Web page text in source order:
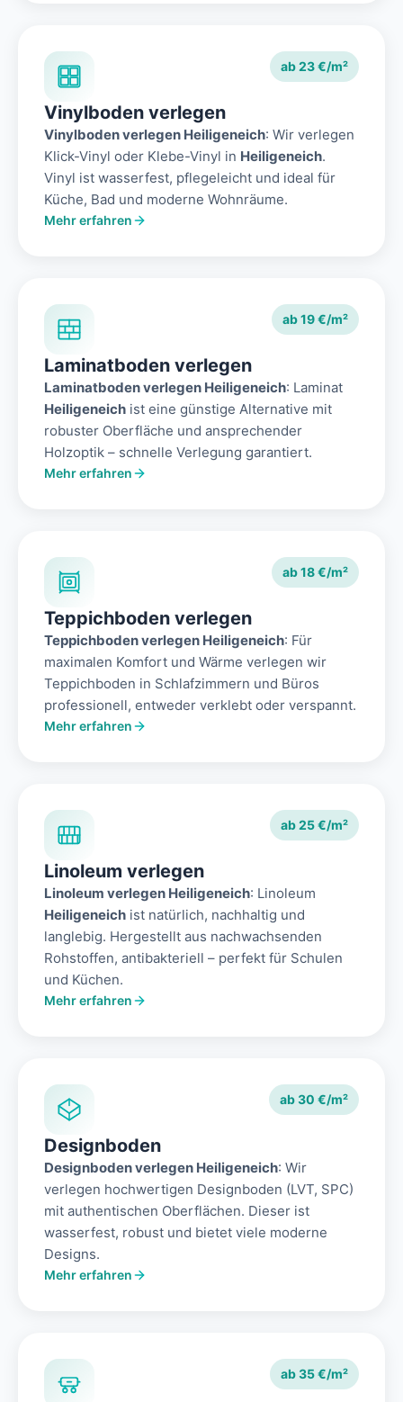
ab 23 €/m²
Vinylboden verlegen
Vinylboden verlegen Heiligeneich: Wir verlegen
Klick-Vinyl oder Klebe-Vinyl in Heiligeneich.
Vinyl ist wasserfest, pflegeleicht und ideal für
Küche, Bad und moderne Wohnräume.
Mehr erfahren
ab 19 €/m²
Laminatboden verlegen
Laminatboden verlegen Heiligeneich: Laminat
Heiligeneich ist eine günstige Alternative mit
robuster Oberfläche und ansprechender
Holzoptik – schnelle Verlegung garantiert.
Mehr erfahren
ab 18 €/m²
Teppichboden verlegen
Teppichboden verlegen Heiligeneich: Für
maximalen Komfort und Wärme verlegen wir
Teppichboden in Schlafzimmern und Büros
professionell, entweder verklebt oder verspannt.
Mehr erfahren
ab 25 €/m²
Linoleum verlegen
Linoleum verlegen Heiligeneich: Linoleum
Heiligeneich ist natürlich, nachhaltig und
langlebig. Hergestellt aus nachwachsenden
Rohstoffen, antibakteriell – perfekt für Schulen
und Küchen.
Mehr erfahren
ab 30 €/m²
Designboden
Designboden verlegen Heiligeneich: Wir
verlegen hochwertigen Designboden (LVT, SPC)
mit authentischen Oberflächen. Dieser ist
wasserfest, robust und bietet viele moderne
Designs.
Mehr erfahren
ab 35 €/m²